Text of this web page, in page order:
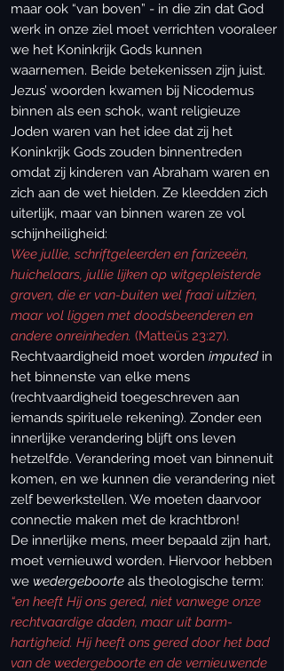
maar ook “van boven” - in die zin dat God
werk in onze ziel moet verrichten vooraleer
we het Koninkrijk Gods kunnen
waarnemen. Beide betekenissen zijn juist.
Jezus’ woorden kwamen bij Nicodemus
binnen als een schok, want religieuze
Joden waren van het idee dat zij het
Koninkrijk Gods zouden binnentreden
omdat zij kinderen van Abraham waren en
zich aan de wet hielden. Ze kleedden zich
uiterlijk, maar van binnen waren ze vol
schijnheiligheid:
Wee jullie, schriftgeleerden en farizeeën,
huichelaars, jullie lijken op witgepleisterde
graven, die er van-buiten wel fraai uitzien,
maar vol liggen met doodsbeenderen en
andere onreinheden. (Matteüs 23:27).
Rechtvaardigheid moet worden imputed in
het binnenste van elke mens
(rechtvaardigheid toegeschreven aan
iemands spirituele rekening). Zonder een
innerlijke verandering blijft ons leven
hetzelfde. Verandering moet van binnenuit
komen, en we kunnen die verandering niet
zelf bewerkstellen. We moeten daarvoor
connectie maken met de krachtbron!
De innerlijke mens, meer bepaald zijn hart,
moet vernieuwd worden. Hiervoor hebben
we wedergeboorte als theologische term:
“en heeft Hij ons gered, niet vanwege onze
rechtvaardige daden, maar uit barm-
hartigheid. Hij heeft ons gered door het bad
van de wedergeboorte en de vernieuwende